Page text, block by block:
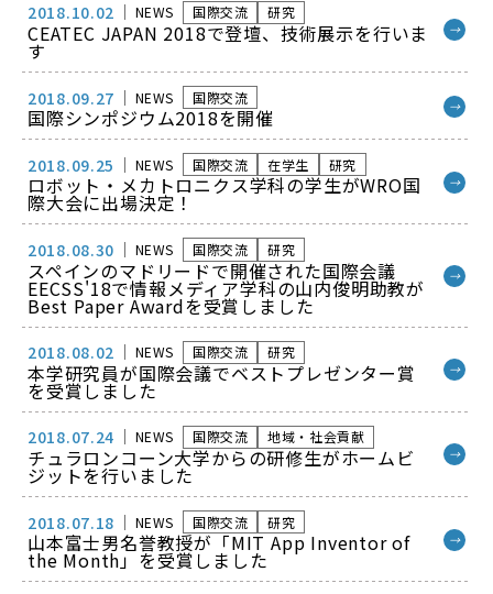
2018.10.02 NEWS 国際交流 研究
CEATEC JAPAN 2018で登壇、技術展示を行いま
す
→
2018.09.27 NEWS 国際交流
国際シンポジウム2018を開催 →
2018.09.25 NEWS 国際交流 在学生 研究
ロボット・メカトロニクス学科の学生がWRO国
際大会に出場決定！
→
2018.08.30 NEWS 国際交流 研究
スペインのマドリードで開催された国際会議
EECSS'18で情報メディア学科の山内俊明助教が
Best Paper Awardを受賞しました
→
2018.08.02 NEWS 国際交流 研究
本学研究員が国際会議でベストプレゼンター賞
を受賞しました
→
2018.07.24 NEWS 国際交流 地域・社会貢献
チュラロンコーン大学からの研修生がホームビ
ジットを行いました
→
2018.07.18 NEWS 国際交流 研究
山本富士男名誉教授が「MIT App Inventor of
the Month」を受賞しました
→